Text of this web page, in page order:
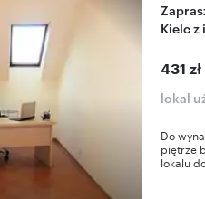
Zapraszam do wynajęcia 10 m² biura w centrum
Kielc
431 zł
lokal
Do
piętrze
lokalu